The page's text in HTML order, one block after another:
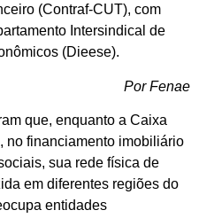
(Contraf-CUT), com
Intersindical de
(Dieese).
Por Fenae
que, enquanto a Caixa
no financiamento imobiliário
sua rede física de
em diferentes regiões do
entidades